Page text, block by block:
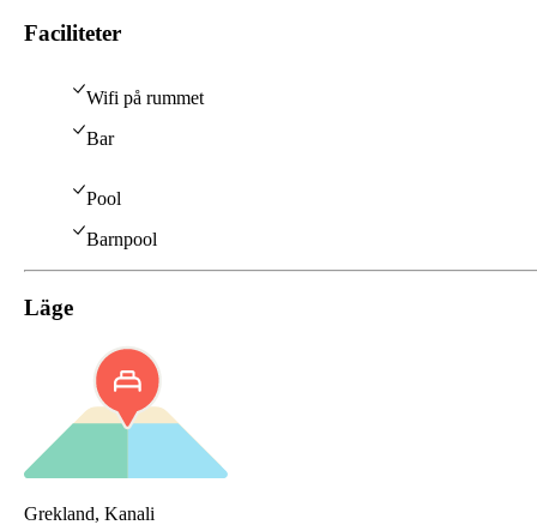
Faciliteter
Wifi på rummet
Bar
Pool
Barnpool
Läge
Grekland, Kanali